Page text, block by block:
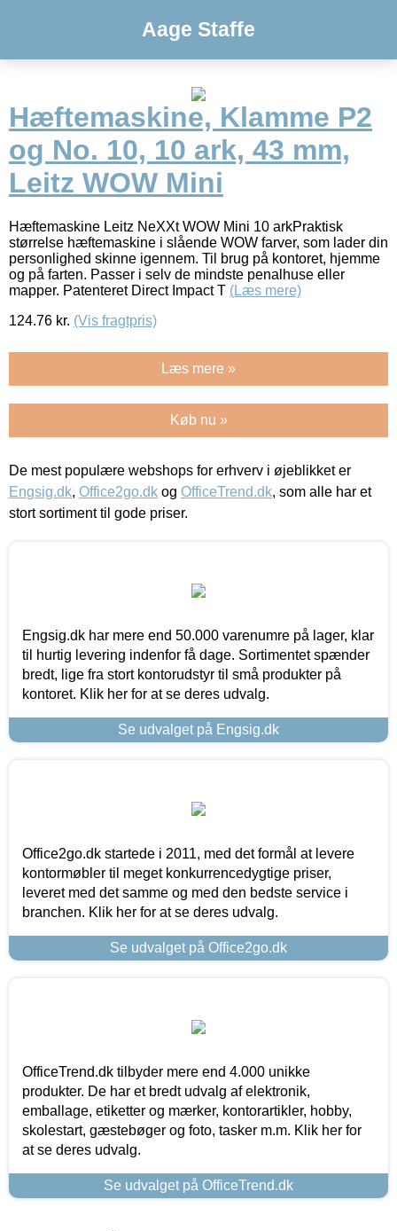
Aage Staffe
Hæftemaskine, Klamme P2
og No. 10, 10 ark, 43 mm,
Leitz WOW Mini
Hæftemaskine Leitz NeXXt WOW Mini 10 arkPraktisk
størrelse hæftemaskine i slående WOW farver, som lader din
personlighed skinne igennem. Til brug på kontoret, hjemme
og på farten. Passer i selv de mindste penalhuse eller
mapper. Patenteret Direct Impact T (Læs mere)
124.76 kr. (Vis fragtpris)
Læs mere »
Køb nu »
De mest populære webshops for erhverv i øjeblikket er
Engsig.dk, Office2go.dk og OfficeTrend.dk, som alle har et
stort sortiment til gode priser.
Engsig.dk har mere end 50.000 varenumre på lager, klar
til hurtig levering indenfor få dage. Sortimentet spænder
bredt, lige fra stort kontorudstyr til små produkter på
kontoret. Klik her for at se deres udvalg.
Se udvalget på Engsig.dk
Office2go.dk startede i 2011, med det formål at levere
kontormøbler til meget konkurrencedygtige priser,
leveret med det samme og med den bedste service i
branchen. Klik her for at se deres udvalg.
Se udvalget på Office2go.dk
OfficeTrend.dk tilbyder mere end 4.000 unikke
produkter. De har et bredt udvalg af elektronik,
emballage, etiketter og mærker, kontorartikler, hobby,
skolestart, gæstebøger og foto, tasker m.m. Klik her for
at se deres udvalg.
Se udvalget på OfficeTrend.dk